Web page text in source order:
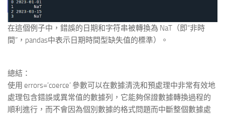
在這個例子中，錯誤的日期和字符串被轉換為 NaT（即“非時
間”，pandas中表示日期時間型缺失值的標準）。
總結：
使用 errors=’coerce’ 參數可以在數據清洗和預處理中非常有效地
處理包含錯誤或異常值的數據列，它能夠保證數據轉換過程的
順利進行，而不會因為個別數據的格式問題而中斷整個數據處